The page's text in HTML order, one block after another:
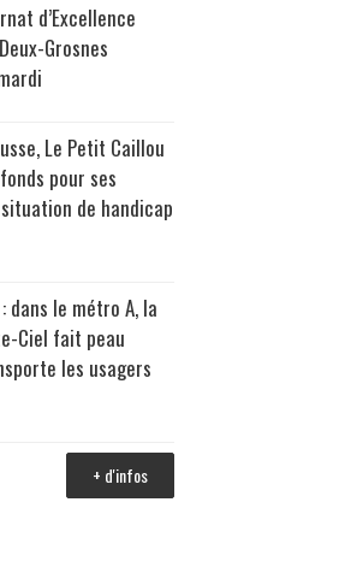
d’Excellence
Grosnes
Le Petit Caillou
pour ses
de handicap
dans le métro A, la
Ciel fait peau
les usagers
+ d'infos